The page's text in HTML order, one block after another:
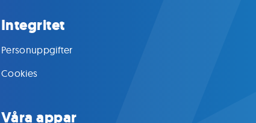
Integritet
Personuppgifter
Cookies
Våra appar